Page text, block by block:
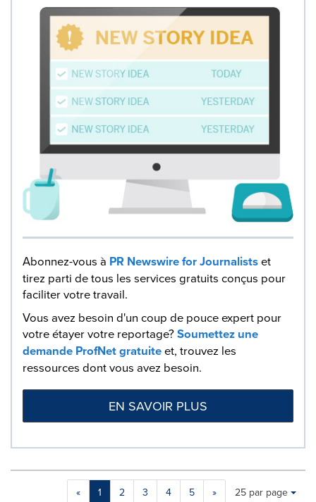
Abonnez-vous à PR Newswire for Journalistset
tirez parti de tous les services gratuits conçus pour
faciliter votre travail.
Vous avez besoin d'un coup de pouce expert pour
votre étayer votre reportage?Soumettez une
demande ProfNet gratuiteet, trouvez les
ressources dont vous avez besoin.
EN SAVOIR PLUS
« 1 2 3 4 5 »
Making
Items per page:
25 par page